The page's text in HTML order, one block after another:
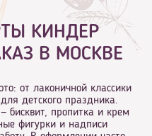
КИНДЕР
В МОСКВЕ
от лаконичной классики
детского праздника.
бисквит, пропитка и крем
фигурки и надписи